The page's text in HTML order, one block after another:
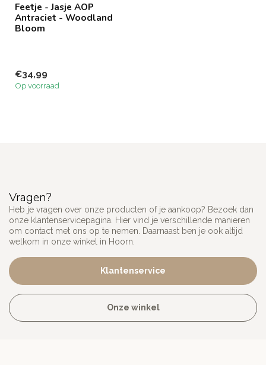
Feetje - Jasje AOP
Antraciet - Woodland
Bloom
€34,99
Op voorraad
Vragen?
Heb je vragen over onze producten of je aankoop? Bezoek dan
onze klantenservicepagina. Hier vind je verschillende manieren
om contact met ons op te nemen. Daarnaast ben je ook altijd
welkom in onze winkel in Hoorn.
Klantenservice
Onze winkel